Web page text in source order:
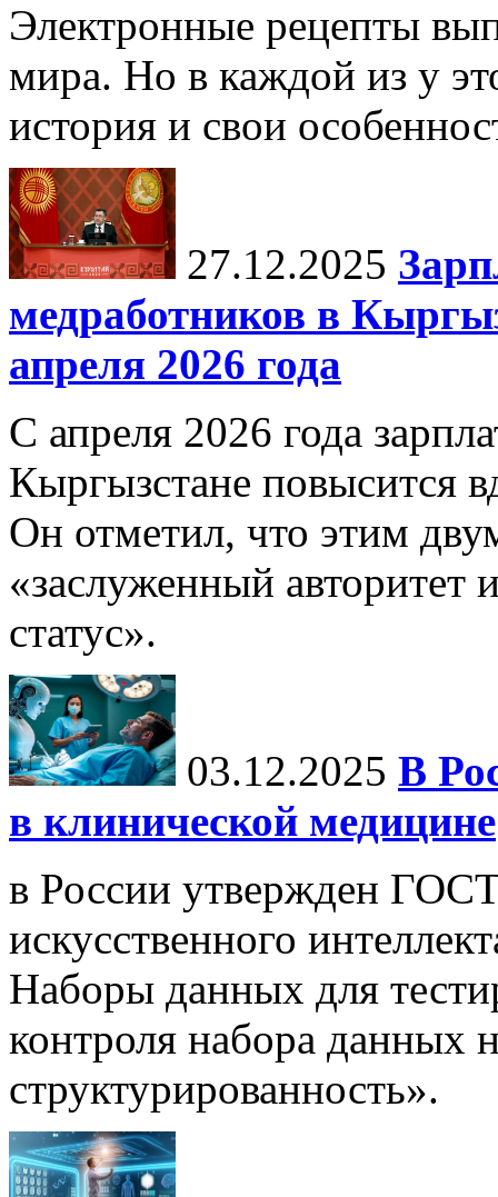
Электронные рецепты
мира. Но в каждой из у
история и свои
27.12.2025
медработников в
апреля 2026 года
С апреля 2026 года
Кыргызстане повысится
Он отметил, что этим
«заслуженный
статус».
03.12.2025 В
в клинической медицине
в России утвержден
искусственного
Наборы данных для
контроля набора данных
структурированность».